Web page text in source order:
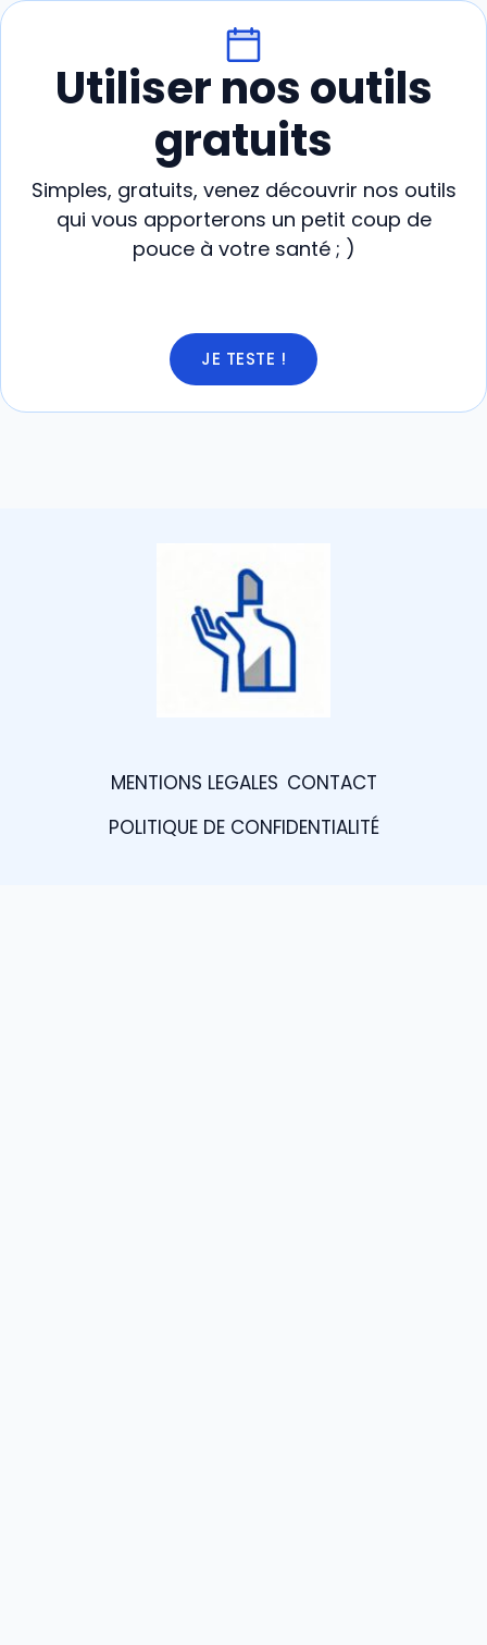
Utiliser nos outils
gratuits
Simples, gratuits, venez découvrir nos outils
qui vous apporterons un petit coup de
pouce à votre santé ; )
JE TESTE !
MENTIONS LEGALES CONTACT
POLITIQUE DE CONFIDENTIALITÉ